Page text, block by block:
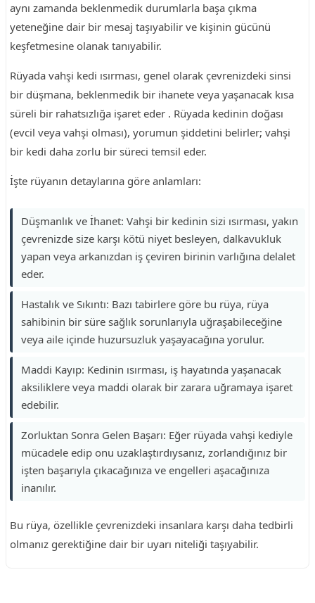
aynı zamanda beklenmedik durumlarla başa çıkma
yeteneğine dair bir mesaj taşıyabilir ve kişinin gücünü
keşfetmesine olanak tanıyabilir.
Rüyada vahşi kedi ısırması, genel olarak çevrenizdeki sinsi
bir düşmana, beklenmedik bir ihanete veya yaşanacak kısa
süreli bir rahatsızlığa işaret eder . Rüyada kedinin doğası
(evcil veya vahşi olması), yorumun şiddetini belirler; vahşi
bir kedi daha zorlu bir süreci temsil eder.
İşte rüyanın detaylarına göre anlamları:
Düşmanlık ve İhanet: Vahşi bir kedinin sizi ısırması, yakın
çevrenizde size karşı kötü niyet besleyen, dalkavukluk
yapan veya arkanızdan iş çeviren birinin varlığına delalet
eder.
Hastalık ve Sıkıntı: Bazı tabirlere göre bu rüya, rüya
sahibinin bir süre sağlık sorunlarıyla uğraşabileceğine
veya aile içinde huzursuzluk yaşayacağına yorulur.
Maddi Kayıp: Kedinin ısırması, iş hayatında yaşanacak
aksiliklere veya maddi olarak bir zarara uğramaya işaret
edebilir.
Zorluktan Sonra Gelen Başarı: Eğer rüyada vahşi kediyle
mücadele edip onu uzaklaştırdıysanız, zorlandığınız bir
işten başarıyla çıkacağınıza ve engelleri aşacağınıza
inanılır.
Bu rüya, özellikle çevrenizdeki insanlara karşı daha tedbirli
olmanız gerektiğine dair bir uyarı niteliği taşıyabilir.